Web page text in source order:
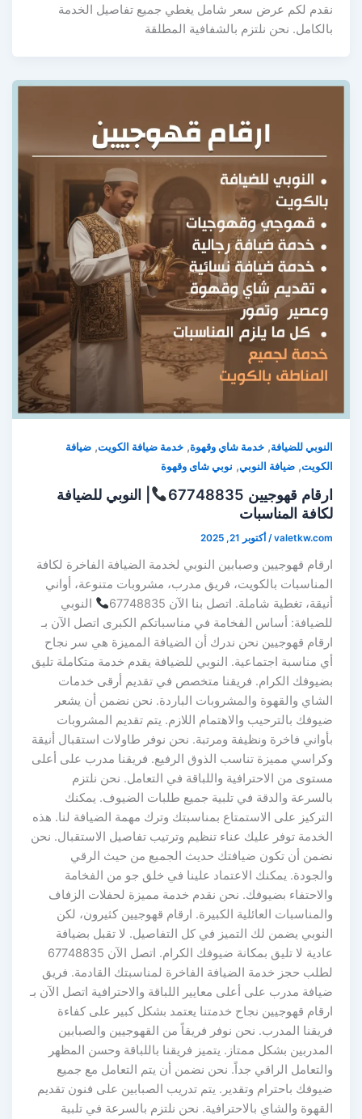
نقدم لكم عرض سعر شامل يغطي جميع تفاصيل الخدمة
بالكامل. نحن نلتزم بالشفافية المطلقة
النوبي للضيافة,خدمة شاي وقهوة,خدمة ضيافة الكويت,ضيافة
الكويت,ضيافة النوبي,نوبي شاى وقهوة
ارقام قهوجيين 67748835
| النوبي للضيافة
لكافة المناسبات
valetkw.com
/أكتوبر 21, 2025
ارقام قهوجيين وصبابين النوبي لخدمة الضيافة الفاخرة لكافة
المناسبات بالكويت، فريق مدرب، مشروبات متنوعة، أواني
أنيقة، تغطية شاملة. اتصل بنا الآن 67748835
النوبي
للضيافة: أساس الفخامة في مناسباتكم الكبرى اتصل الآن بـ
ارقام قهوجيين نحن ندرك أن الضيافة المميزة هي سر نجاح
أي مناسبة اجتماعية. النوبي للضيافة يقدم خدمة متكاملة تليق
بضيوفك الكرام. فريقنا متخصص في تقديم أرقى خدمات
الشاي والقهوة والمشروبات الباردة. نحن نضمن أن يشعر
ضيوفك بالترحيب والاهتمام اللازم. يتم تقديم المشروبات
بأواني فاخرة ونظيفة ومرتبة. نحن نوفر طاولات استقبال أنيقة
وكراسي مميزة تناسب الذوق الرفيع. فريقنا مدرب على أعلى
مستوى من الاحترافية واللباقة في التعامل. نحن نلتزم
بالسرعة والدقة في تلبية جميع طلبات الضيوف. يمكنك
التركيز على الاستمتاع بمناسبتك وترك مهمة الضيافة لنا. هذه
الخدمة توفر عليك عناء تنظيم وترتيب تفاصيل الاستقبال. نحن
نضمن أن تكون ضيافتك حديث الجميع من حيث الرقي
والجودة. يمكنك الاعتماد علينا في خلق جو من الفخامة
والاحتفاء بضيوفك. نحن نقدم خدمة مميزة لحفلات الزفاف
والمناسبات العائلية الكبيرة. ارقام قهوجيين كثيرون، لكن
النوبي يضمن لك التميز في كل التفاصيل. لا تقبل بضيافة
عادية لا تليق بمكانة ضيوفك الكرام. اتصل الآن 67748835
لطلب حجز خدمة الضيافة الفاخرة لمناسبتك القادمة. فريق
ضيافة مدرب على أعلى معايير اللباقة والاحترافية اتصل الآن بـ
ارقام قهوجيين نجاح خدمتنا يعتمد بشكل كبير على كفاءة
فريقنا المدرب. نحن نوفر فريقاً من القهوجيين والصبابين
المدربين بشكل ممتاز. يتميز فريقنا باللباقة وحسن المظهر
والتعامل الراقي جداً. نحن نضمن أن يتم التعامل مع جميع
ضيوفك باحترام وتقدير. يتم تدريب الصبابين على فنون تقديم
القهوة والشاي بالاحترافية. نحن نلتزم بالسرعة في تلبية